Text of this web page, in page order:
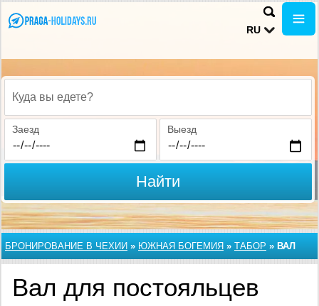
RU
Куда вы едете?
Заезд Выезд
Найти
БРОНИРОВАНИЕ В ЧЕХИИ » ЮЖНАЯ БОГЕМИЯ » ТАБОР » ВАЛ
Вал для постояльцев